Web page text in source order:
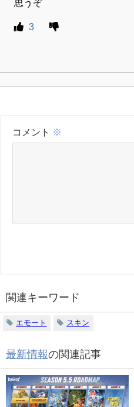
思うぞ
3
コメント ※
関連キーワード
エモート スキン
最新情報の関連記事